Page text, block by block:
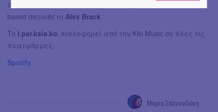
συνοδευόμενο από music video σε σκηνοθεσία του Berlin-
based σκηνοθέτη Alex Brack.
Το i.par.ksia.ko. κυκλοφορεί από την Kiki Music σε όλες τις
πλατφόρμες.
Spotify
Μαρία Σπανουδάκη